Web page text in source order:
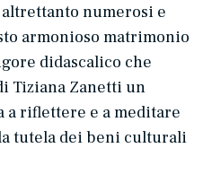
altrettanto numerosi e
armonioso matrimonio
didascalico che
Tiziana Zanetti un
a riflettere e a meditare
tutela dei beni culturali